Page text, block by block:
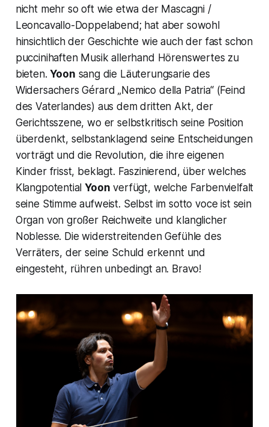
nicht mehr so oft wie etwa der Mascagni /
Leoncavallo-Doppelabend; hat aber sowohl
hinsichtlich der Geschichte wie auch der fast schon
puccinihaften Musik allerhand Hörenswertes zu
bieten.Yoon sang die Läuterungsarie des
Widersachers Gérard„Nemico della Patria“(Feind
des Vaterlandes) aus dem dritten Akt, der
Gerichtsszene, wo er selbstkritisch seine Position
überdenkt, selbstanklagend seine Entscheidungen
vorträgt und die Revolution, die ihre eigenen
Kinder frisst, beklagt. Faszinierend, über welches
KlangpotentialYoon verfügt, welche Farbenvielfalt
seine Stimme aufweist. Selbst im sotto voce ist sein
Organ von großer Reichweite und klanglicher
Noblesse. Die widerstreitenden Gefühle des
Verräters, der seine Schuld erkennt und
eingesteht, rühren unbedingt an. Bravo!